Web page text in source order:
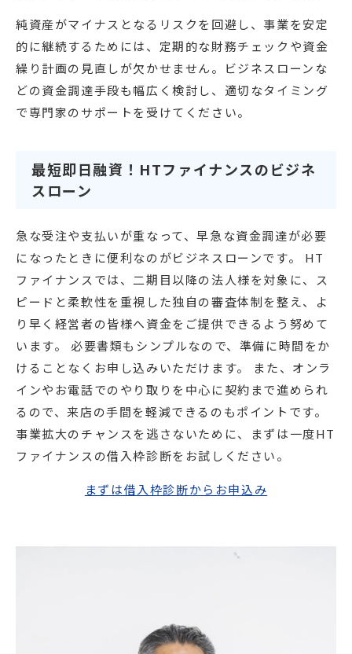
純資産がマイナスとなるリスクを回避し、事業を安定
的に継続するためには、定期的な財務チェックや資金
繰り計画の見直しが欠かせません。ビジネスローンな
どの資金調達手段も幅広く検討し、適切なタイミング
で専門家のサポートを受けてください。
最短即日融資！HTファイナンスのビジネ
スローン
急な受注や支払いが重なって、早急な資金調達が必要
になったときに便利なのがビジネスローンです。 HT
ファイナンスでは、二期目以降の法人様を対象に、ス
ピードと柔軟性を重視した独自の審査体制を整え、よ
り早く経営者の皆様へ資金をご提供できるよう努めて
います。 必要書類もシンプルなので、準備に時間をか
けることなくお申し込みいただけます。 また、オンラ
インやお電話でのやり取りを中心に契約まで進められ
るので、来店の手間を軽減できるのもポイントです。
事業拡大のチャンスを逃さないために、まずは一度HT
ファイナンスの借入枠診断をお試しください。
まずは借入枠診断からお申込み